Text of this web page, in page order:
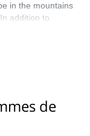
in the mountains
addition to
difficulty
trip if I come
de